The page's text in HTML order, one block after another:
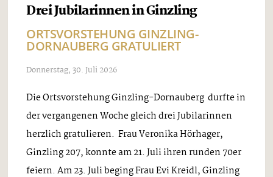
Drei Jubilarinnen in Ginzling
ORTSVORSTEHUNG GINZLING-
DORNAUBERG GRATULIERT
Donnerstag, 30. Juli 2026
Die Ortsvorstehung Ginzling-Dornauberg durfte in
der vergangenen Woche gleich drei Jubilarinnen
herzlich gratulieren. Frau Veronika Hörhager,
Ginzling 207, konnte am 21. Juli ihren runden 70er
feiern. Am 23. Juli beging Frau Evi Kreidl, Ginzling